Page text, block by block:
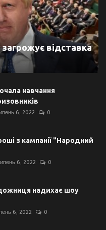
відставка
навчання
6, 2022 0
з кампанії "Народний
6, 2022 0
надихає шоу
6, 2022 0